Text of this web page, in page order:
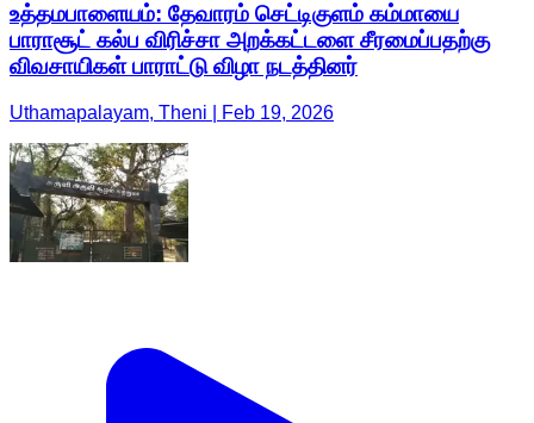
உத்தமபாளையம்: தேவாரம் செட்டிகுளம் கம்மாயை
பாராசூட் கல்ப விரிச்சா அறக்கட்டளை சீரமைப்பதற்கு
விவசாயிகள் பாராட்டு விழா நடத்தினர்
Uthamapalayam, Theni | Feb 19, 2026